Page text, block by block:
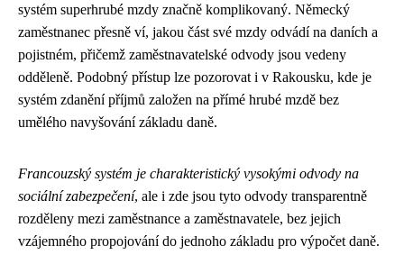
systém superhrubé mzdy značně komplikovaný. Německý
zaměstnanec přesně ví, jakou část své mzdy odvádí na daních a
pojistném, přičemž zaměstnavatelské odvody jsou vedeny
odděleně. Podobný přístup lze pozorovat i v Rakousku, kde je
systém zdanění příjmů založen na přímé hrubé mzdě bez
umělého navyšování základu daně.
Francouzský systém je charakteristický vysokými odvody na
sociální zabezpečení, ale i zde jsou tyto odvody transparentně
rozděleny mezi zaměstnance a zaměstnavatele, bez jejich
vzájemného propojování do jednoho základu pro výpočet daně.